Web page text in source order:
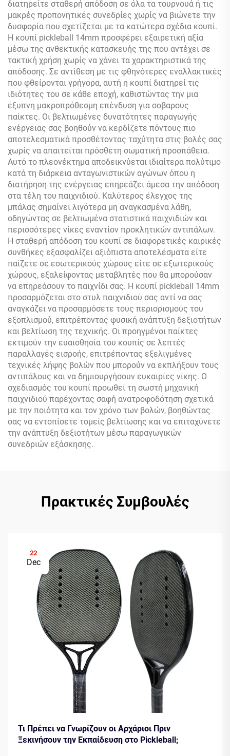
διατηρείτε σταθερή απόδοση σε όλα τα τουρνουά ή τις
μακρές προπονητικές συνεδρίες χωρίς να βιώνετε την
δυσφορία που σχετίζεται με τα κατώτερα σχέδια κουπί.
Η κουπί pickleball 14mm προσφέρει εξαιρετική αξία
μέσω της ανθεκτικής κατασκευής της που αντέχει σε
τακτική χρήση χωρίς να χάνει τα χαρακτηριστικά της
απόδοσης. Σε αντίθεση με τις φθηνότερες εναλλακτικές
που φθείρονται γρήγορα, αυτή η κουπί διατηρεί τις
ιδιότητες του σε κάθε εποχή, καθιστώντας την μια
έξυπνη μακροπρόθεσμη επένδυση για σοβαρούς
παίκτες. Οι βελτιωμένες δυνατότητες παραγωγής
ενέργειας σας βοηθούν να κερδίζετε πόντους πιο
αποτελεσματικά προσθέτοντας ταχύτητα στις βολές σας
χωρίς να απαιτείται πρόσθετη σωματική προσπάθεια.
Αυτό το πλεονέκτημα αποδεικνύεται ιδιαίτερα πολύτιμο
κατά τη διάρκεια ανταγωνιστικών αγώνων όπου η
διατήρηση της ενέργειας επηρεάζει άμεσα την απόδοση
στα τέλη του παιχνιδιού. Καλύτερος έλεγχος της
μπάλας σημαίνει λιγότερα μη αναγκασμένα λάθη,
οδηγώντας σε βελτιωμένα στατιστικά παιχνιδιών και
περισσότερες νίκες εναντίον προκλητικών αντιπάλων.
Η σταθερή απόδοση του κουπί σε διαφορετικές καιρικές
συνθήκες εξασφαλίζει αξιόπιστα αποτελέσματα είτε
παίζετε σε εσωτερικούς χώρους είτε σε εξωτερικούς
χώρους, εξαλείφοντας μεταβλητές που θα μπορούσαν
να επηρεάσουν το παιχνίδι σας. Η κουπί pickleball 14mm
προσαρμόζεται στο στυλ παιχνιδιού σας αντί να σας
αναγκάζει να προσαρμόσετε τους περιορισμούς του
εξοπλισμού, επιτρέποντας φυσική ανάπτυξη δεξιοτήτων
και βελτίωση της τεχνικής. Οι προηγμένοι παίκτες
εκτιμούν την ευαισθησία του κουπίς σε λεπτές
παραλλαγές εισροής, επιτρέποντας εξελιγμένες
τεχνικές λήψης βολών που μπορούν να εκπλήξουν τους
αντιπάλους και να δημιουργήσουν ευκαιρίες νίκης. Ο
σχεδιασμός του κουπί προωθεί τη σωστή μηχανική
παιχνιδιού παρέχοντας σαφή ανατροφοδότηση σχετικά
με την ποιότητα και τον χρόνο των βολών, βοηθώντας
σας να εντοπίσετε τομείς βελτίωσης και να επιταχύνετε
την ανάπτυξη δεξιοτήτων μέσω παραγωγικών
συνεδριών εξάσκησης.
Πρακτικές Συμβουλές
22
Dec
Τι Πρέπει να Γνωρίζουν οι Αρχάριοι Πριν
Ξεκινήσουν την Εκπαίδευση στο Pickleball;